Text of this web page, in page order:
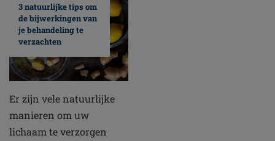
3 natuurlijke tips om
de bijwerkingen van
je behandeling te
verzachten
Er zijn vele natuurlijke
manieren om uw
lichaam te verzorgen